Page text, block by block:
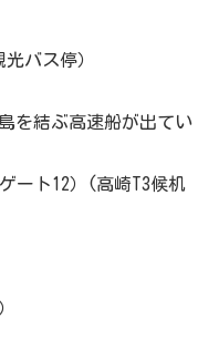
バス停）
を結ぶ高速船が出てい
ート12）(高崎T3候机